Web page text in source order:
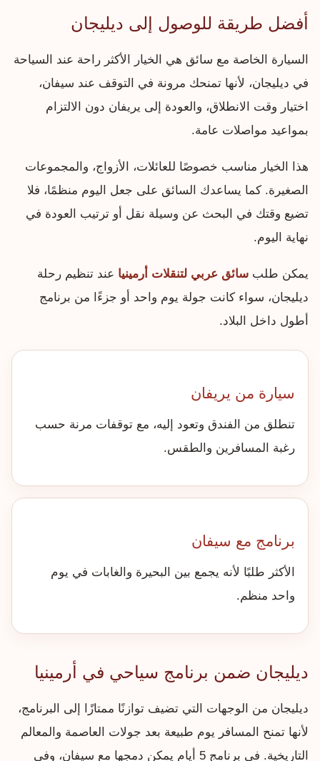
أفضل طريقة للوصول إلى ديليجان
السيارة الخاصة مع سائق هي الخيار الأكثر راحة عند السياحة
في ديليجان، لأنها تمنحك مرونة في التوقف عند سيفان،
اختيار وقت الانطلاق، والعودة إلى يريفان دون الالتزام
بمواعيد مواصلات عامة.
هذا الخيار مناسب خصوصًا للعائلات، الأزواج، والمجموعات
الصغيرة. كما يساعدك السائق على جعل اليوم منظمًا، فلا
تضيع وقتك في البحث عن وسيلة نقل أو ترتيب العودة في
نهاية اليوم.
يمكن طلب سائق عربي لتنقلات أرمينيا عند تنظيم رحلة
ديليجان، سواء كانت جولة يوم واحد أو جزءًا من برنامج
أطول داخل البلاد.
سيارة من يريفان
تنطلق من الفندق وتعود إليه، مع توقفات مرنة حسب
رغبة المسافرين والطقس.
برنامج مع سيفان
الأكثر طلبًا لأنه يجمع بين البحيرة والغابات في يوم
واحد منظم.
ديليجان ضمن برنامج سياحي في أرمينيا
ديليجان من الوجهات التي تضيف توازنًا ممتازًا إلى البرنامج،
لأنها تمنح المسافر يوم طبيعة بعد جولات العاصمة والمعالم
التاريخية. في برنامج 5 أيام يمكن دمجها مع سيفان، وفي